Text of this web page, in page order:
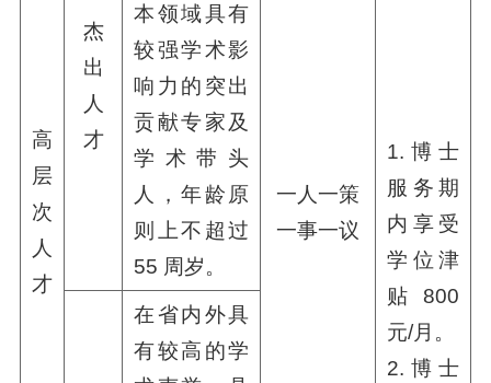
高
层
次
人
才
一人一策
一事一议
1.博士
服务期
内享受
学位津
贴800
元/月。
2.博士
杰
出
人
才
本领域具有
较强学术影
响力的突出
贡献专家及
学术带头
人，年龄原
则上不超过
55 周岁。
在省内外具
有较高的学